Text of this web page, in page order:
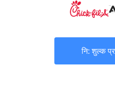
नि: शुल्क